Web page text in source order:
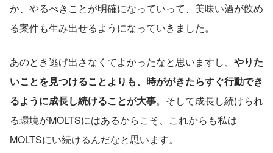
か、やるべきことが明確になっていって、美味い酒が飲め
る案件も生み出せるようになっていきました。
あのとき逃げ出さなくてよかったなと思いますし、 やりた
いことを見つけることよりも、時ががきたらすぐ行動でき
るように成長し続けることが大事。そして成長し続けられ
る環境がMOLTSにはあるからこそ、これからも私は
MOLTSにい続けるんだなと思います。